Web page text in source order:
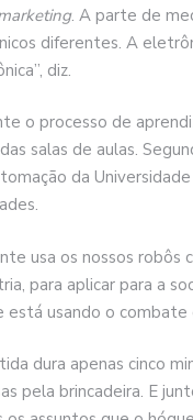
. A parte de
diferentes. A
diz.
o processo de
salas de aulas.
da
usa os nossos
para aplicar para a
está usando o combate
dura apenas cinco
pela brincadeira. E